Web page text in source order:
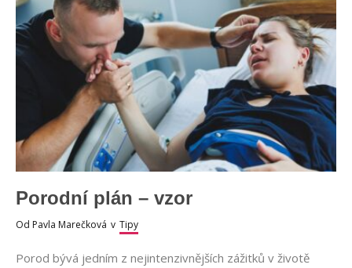
Porodní plán – vzor
Od Pavla Marečková v Tipy
Porod bývá jedním z nejintenzivnějších zážitků v životě